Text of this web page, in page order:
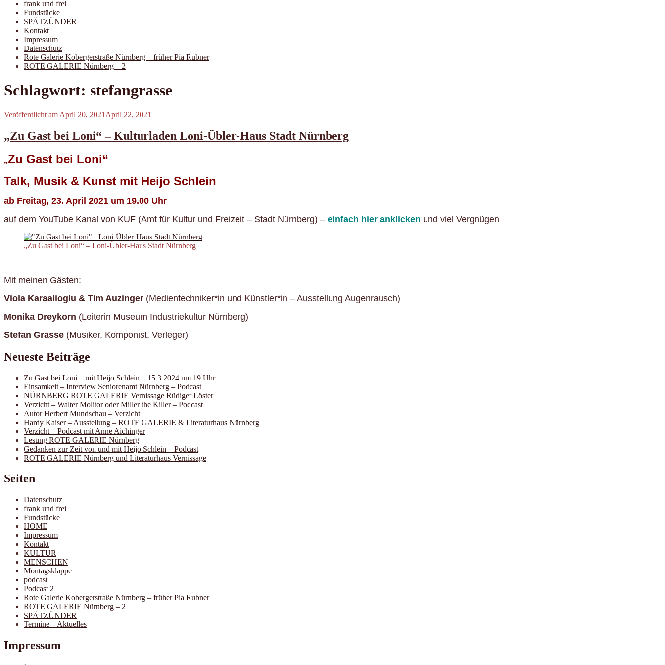
frank und frei
Fundstücke
SPÄTZÜNDER
Kontakt
Impressum
Datenschutz
Rote Galerie Kobergerstraße Nürnberg – früher Pia Rubner
ROTE GALERIE Nürnberg – 2
Schlagwort: stefangrasse
Veröffentlicht am April 20, 2021 April 22, 2021
„Zu Gast bei Loni“ – Kulturladen Loni-Übler-Haus Stadt Nürnberg
„Zu Gast bei Loni“
Talk, Musik & Kunst mit Heijo Schlein
ab Freitag, 23. April 2021 um 19.00 Uhr
auf dem YouTube Kanal von KUF (Amt für Kultur und Freizeit – Stadt Nürnberg) – einfach hier anklicken und viel Vergnügen
„Zu Gast bei Loni“ – Loni-Übler-Haus Stadt Nürnberg
Mit meinen Gästen:
Viola Karaalioglu & Tim Auzinger (Medientechniker*in und Künstler*in – Ausstellung Augenrausch)
Monika Dreykorn (Leiterin Museum Industriekultur Nürnberg)
Stefan Grasse (Musiker, Komponist, Verleger)
Neueste Beiträge
Zu Gast bei Loni – mit Heijo Schlein – 15.3.2024 um 19 Uhr
Einsamkeit – Interview Seniorenamt Nürnberg – Podcast
NÜRNBERG ROTE GALERIE Vernissage Rüdiger Löster
Verzicht – Walter Molitor oder Miller the Killer – Podcast
Autor Herbert Mundschau – Verzicht
Hardy Kaiser – Ausstellung – ROTE GALERIE & Literaturhaus Nürnberg
Verzicht – Podcast mit Anne Aichinger
Lesung ROTE GALERIE Nürnberg
Gedanken zur Zeit von und mit Heijo Schlein – Podcast
ROTE GALERIE Nürnberg und Literaturhaus Vernissage
Seiten
Datenschutz
frank und frei
Fundstücke
HOME
Impressum
Kontakt
KULTUR
MENSCHEN
Montagsklappe
podcast
Podcast 2
Rote Galerie Kobergerstraße Nürnberg – früher Pia Rubner
ROTE GALERIE Nürnberg – 2
SPÄTZÜNDER
Termine – Aktuelles
Impressum